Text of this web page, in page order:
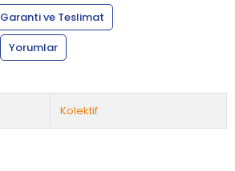
Garanti ve Teslimat
Yorumlar
Kolektif